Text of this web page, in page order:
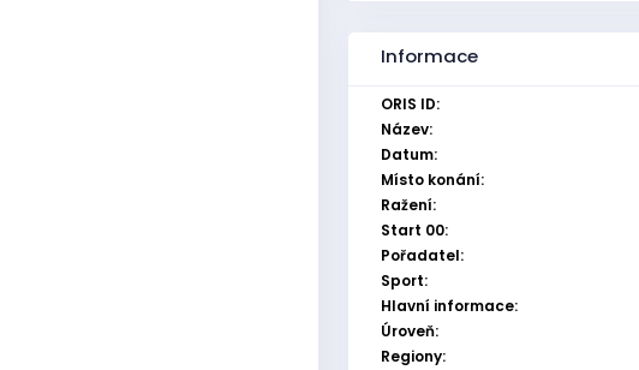
Informace
ORIS ID:
Název:
Datum:
Místo konání:
Ražení:
Start 00:
Pořadatel:
Sport:
Hlavní informace:
Úroveň:
Regiony: